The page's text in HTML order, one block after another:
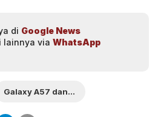
di Google News
lainnya via WhatsApp
Galaxy A57 dan A37